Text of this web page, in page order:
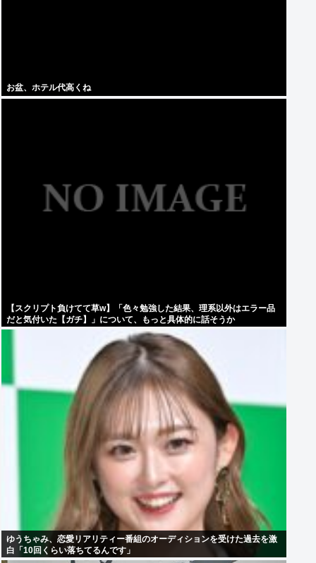
お盆、ホテル代高くね
【スクリプト負けてて草w】「色々勉強した結果、理系以外はエラー品
だと気付いた【ガチ】」について、もっと具体的に話そうか
ゆうちゃみ、恋愛リアリティー番組のオーディションを受けた過去を激
白「10回くらい落ちてるんです」